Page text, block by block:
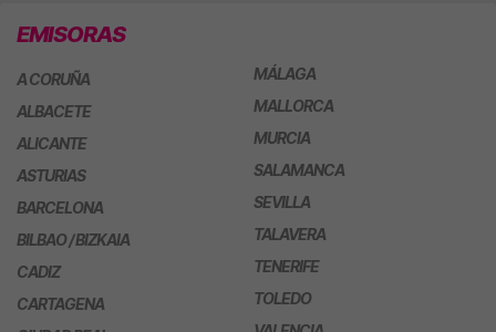
EMISORAS
A CORUÑA
ALBACETE
ALICANTE
ASTURIAS
BARCELONA
BILBAO / BIZKAIA
CADIZ
CARTAGENA
MÁLAGA
MALLORCA
MURCIA
SALAMANCA
SEVILLA
TALAVERA
TENERIFE
TOLEDO